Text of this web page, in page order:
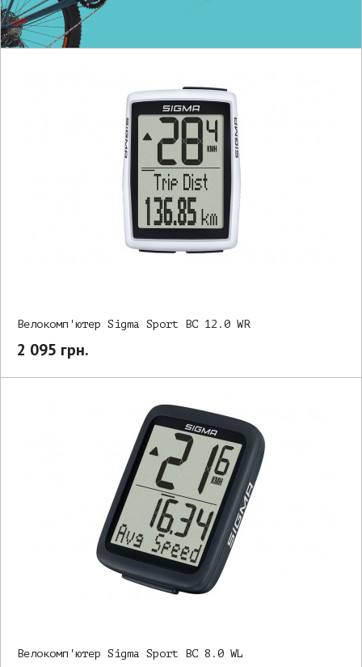
Велокомп'ютер Sigma Sport BC 12.0 WR
2 095 грн.
Велокомп'ютер Sigma Sport BC 8.0 WL